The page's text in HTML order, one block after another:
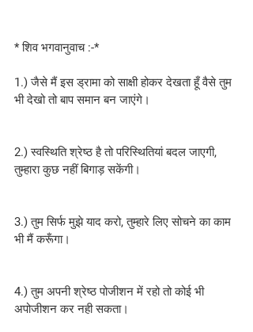
* शिव भगवानुवाच :-*
1.) जैसे मैं इस ड्रामा को साक्षी होकर देखता हूँ वैसे तुम
भी देखो तो बाप समान बन जाएंगे।
2.) स्वस्थिति श्रेष्ठ है तो परिस्थितियां बदल जाएगी,
तुम्हारा कुछ नहीं बिगाड़ सकेंगी।
3.) तुम सिर्फ मुझे याद करो, तुम्हारे लिए सोचने का काम
भी मैं करूँगा।
4.) तुम अपनी श्रेष्ठ पोजीशन में रहो तो कोई भी
अपोजीशन कर नही सकता।